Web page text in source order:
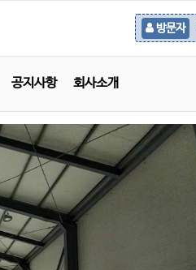
방문자
공지사항 회사소개